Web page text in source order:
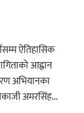
ऐतिहासिक
आह्वान
अभियानका
अमरसिंह...